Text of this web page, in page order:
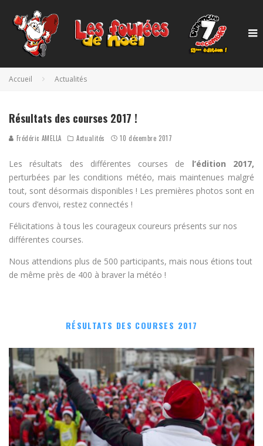
Accueil Actualités
Résultats des courses 2017 !
Frédéric AMELLA Actualités 10 décembre 2017
Les résultats des différentes courses de l’édition 2017,
perturbées par les conditions météo, mais maintenues malgré
tout, sont désormais disponibles ! Les premières photos sont en
cours d’envoi, restez connectés !
Félicitations à tous les courageux coureurs présents sur nos
différentes courses.
Nous attendions plus de 500 participants, mais nous étions tout
de même près de 400 à braver la météo !
RÉSULTATS DES COURSES 2017